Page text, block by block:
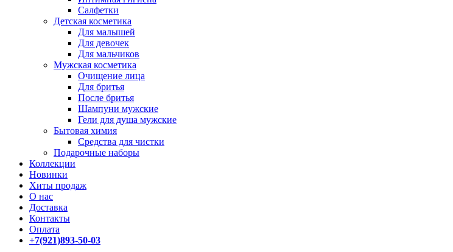
Салфетки
Детская косметика
Для малышей
Для девочек
Для мальчиков
Мужская косметика
Очищение лица
Для бритья
После бритья
Шампуни мужские
Гели для душа мужские
Бытовая химия
Средства для чистки
Подарочные наборы
Коллекции
Новинки
Хиты продаж
О нас
Доставка
Контакты
Оплата
+7(921)893-50-03